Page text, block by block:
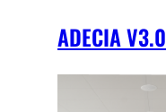
ADECIA V3.0